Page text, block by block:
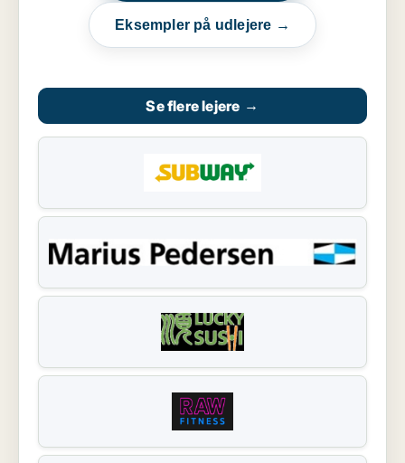
Eksempler på udlejere →
Se flere lejere →